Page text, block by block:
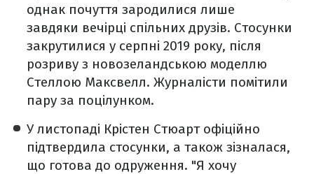
однак почуття зародилися лише
завдяки вечірці спільних друзів. Стосунки
закрутилися у серпні 2019 року, після
розриву з новозеландською моделлю
Стеллою Максвелл. Журналісти помітили
пару за поцілунком.
У листопаді Крістен Стюарт офіційно
підтвердила стосунки, а також зізналася,
що готова до одруження. "Я хочу